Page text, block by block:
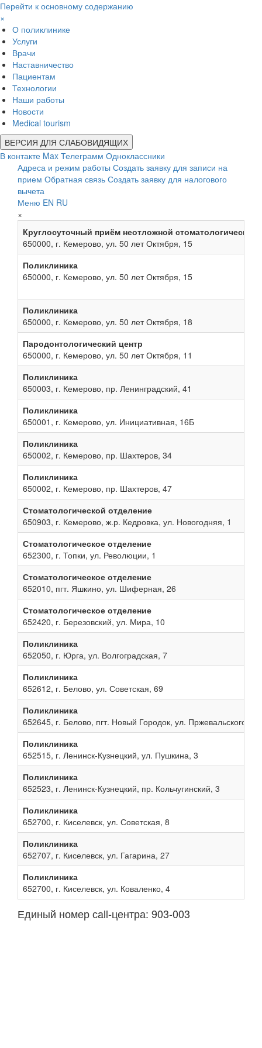
Перейти к основному содержанию
×
О поликлинике
Услуги
Врачи
Наставничество
Пациентам
Технологии
Наши работы
Новости
Medical tourism
ВЕРСИЯ ДЛЯ СЛАБОВИДЯЩИХ
В контакте Max Телеграмм Одноклассники
Адреса и режим работы Создать заявку для записи на
прием Обратная связь Создать заявку для налогового
вычета
Меню EN RU
×
Круглосуточный приём неотложной
650000, г. Кемерово, ул. 50 лет Октября, 15
Поликлиника
650000, г. Кемерово, ул. 50 лет Октября, 15
Поликлиника
650000, г. Кемерово, ул. 50 лет Октября, 18
Пародонтологический центр
650000, г. Кемерово, ул. 50 лет Октября, 11
Поликлиника
650003, г. Кемерово, пр. Ленинградский, 41
Поликлиника
650001, г. Кемерово, ул. Инициативная, 16Б
Поликлиника
650002, г. Кемерово, пр. Шахтеров, 34
Поликлиника
650002, г. Кемерово, пр. Шахтеров, 47
Стоматологической отделение
650903, г. Кемерово, ж.р. Кедровка, ул. Новогодняя, 1
Стоматологическое отделение
652300, г. Топки, ул. Революции, 1
Стоматологическое отделение
652010, пгт. Яшкино, ул. Шиферная, 26
Стоматологическое отделение
652420, г. Березовский, ул. Мира, 10
Поликлиника
652050, г. Юрга, ул. Волгоградская, 7
Поликлиника
652612, г. Белово, ул. Советская, 69
Поликлиника
652645, г. Белово, пгт. Новый Городок, ул. Пржевальского, 13
Поликлиника
652515, г. Ленинск-Кузнецкий, ул. Пушкина, 3
Поликлиника
652523, г. Ленинск-Кузнецкий, пр. Кольчугинский, 3
Поликлиника
652700, г. Киселевск, ул. Советская, 8
Поликлиника
652707, г. Киселевск, ул. Гагарина, 27
Поликлиника
652700, г. Киселевск, ул. Коваленко, 4
Единый номер сall-центра: 903-003